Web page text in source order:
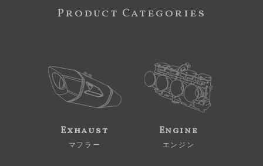
Product Categories
Exhaust
マフラー
Engine
エンジン